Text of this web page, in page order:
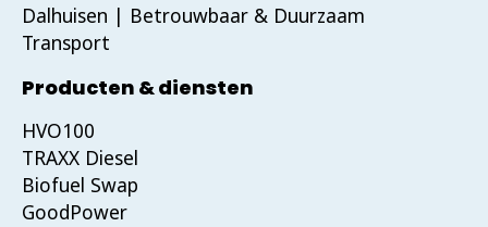
Richting
Snel Tank Wijster
Nijverheidsweg 19 Wijster, 9418 TX
0593 - 745 000
Richting
Dalhuisen | Betrouwbaar & Duurzaam
Transport
Producten & diensten
HVO100
TRAXX Diesel
Biofuel Swap
GoodPower